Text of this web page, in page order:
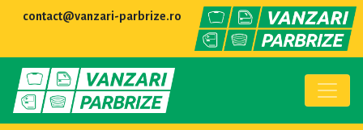
contact@vanzari-parbrize.ro